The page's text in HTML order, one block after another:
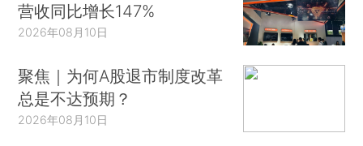
营收同比增长147%
2026年08月10日
聚焦｜为何A股退市制度改革
总是不达预期？
2026年08月10日